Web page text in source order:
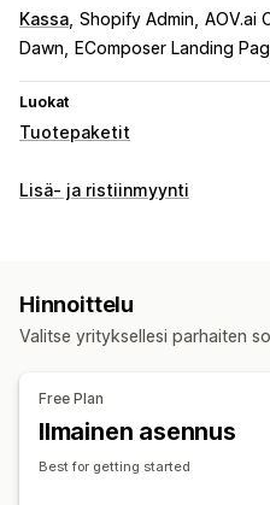
Kassa Shopify Admin AOV.ai
Dawn
EComposer Landing
Luokat
Tuotepaketit
Tuotepakettityypit
Usein yhdessä ostetut
Porrastettu hinnoittelu
Volyymialennukset
Lisä- ja ristiinmyynti
Hinnoittelu
Valitse yrityksellesi parhaiten
Free Plan
Ilmainen asennus
Best for getting started